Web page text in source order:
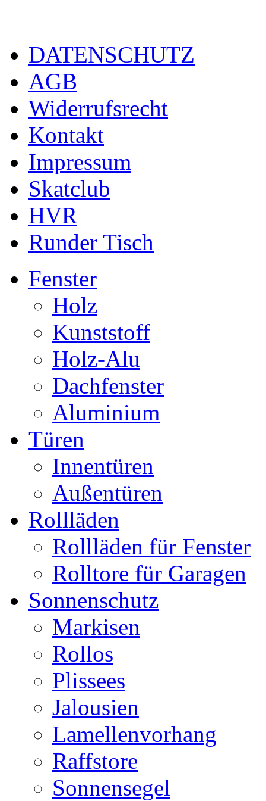
DATENSCHUTZ
AGB
Widerrufsrecht
Kontakt
Impressum
Skatclub
HVR
Runder Tisch
Fenster
Holz
Kunststoff
Holz-Alu
Dachfenster
Aluminium
Türen
Innentüren
Außentüren
Rollläden
Rollläden für Fenster
Rolltore für Garagen
Sonnenschutz
Markisen
Rollos
Plissees
Jalousien
Lamellenvorhang
Raffstore
Sonnensegel